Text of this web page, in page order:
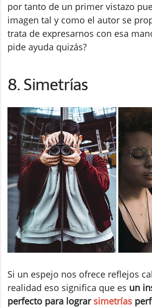
por tanto de un primer vistazo
imagen tal y como el autor se
trata de expresarnos con esa
pide ayuda quizás?
8. Simetrías
Si un espejo nos ofrece reflejos
realidad eso significa que es un
perfecto para lograr simetrías